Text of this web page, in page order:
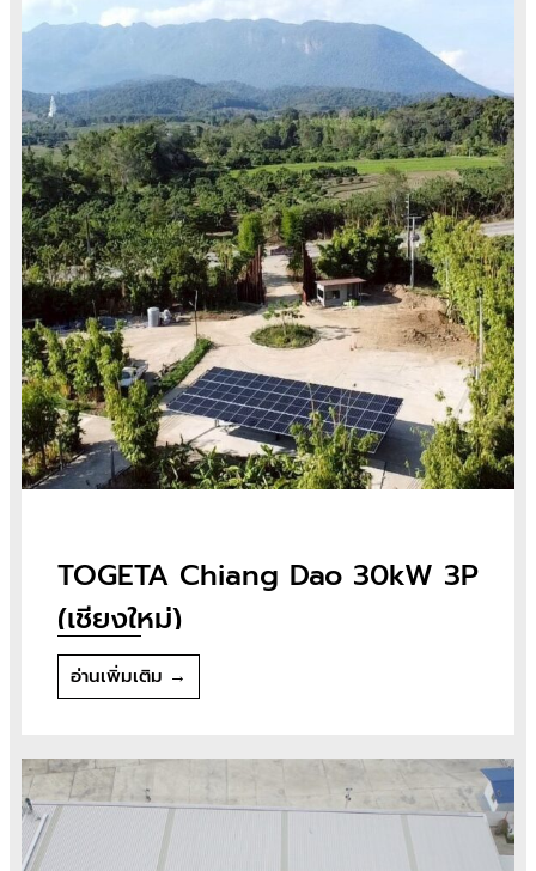
TOGETA Chiang Dao 30kW 3P
(เชียงใหม่)
อ่านเพิ่มเติม →